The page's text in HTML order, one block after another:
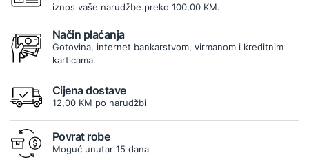
iznos vaše narudžbe preko 100,00 KM.
Način plaćanja
Gotovina, internet bankarstvom, virmanom i kreditnim
karticama.
Cijena dostave
12,00 KM po narudžbi
Povrat robe
Moguć unutar 15 dana